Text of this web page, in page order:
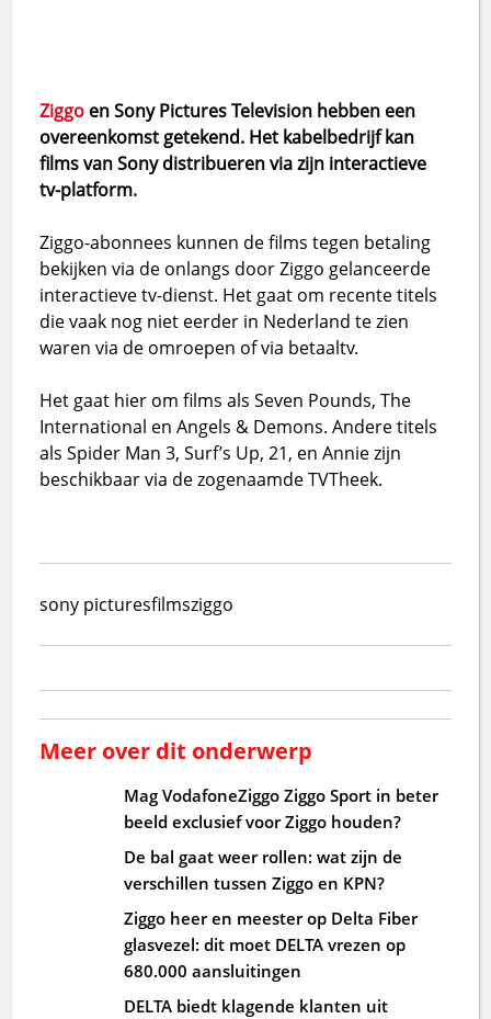
Ziggo en Sony Pictures Television hebben een
overeenkomst getekend. Het kabelbedrijf kan
films van Sony distribueren via zijn interactieve
tv-platform.
Ziggo-abonnees kunnen de films tegen betaling
bekijken via de onlangs door Ziggo gelanceerde
interactieve tv-dienst. Het gaat om recente titels
die vaak nog niet eerder in Nederland te zien
waren via de omroepen of via betaaltv.
Het gaat hier om films als Seven Pounds, The
International en Angels & Demons. Andere titels
als Spider Man 3, Surf’s Up, 21, en Annie zijn
beschikbaar via de zogenaamde TVTheek.
sony picturesfilmsziggo
Meer over dit onderwerp
Mag VodafoneZiggo Ziggo Sport in beter
beeld exclusief voor Ziggo houden?
De bal gaat weer rollen: wat zijn de
verschillen tussen Ziggo en KPN?
Ziggo heer en meester op Delta Fiber
glasvezel: dit moet DELTA vrezen op
680.000 aansluitingen
DELTA biedt klagende klanten uit